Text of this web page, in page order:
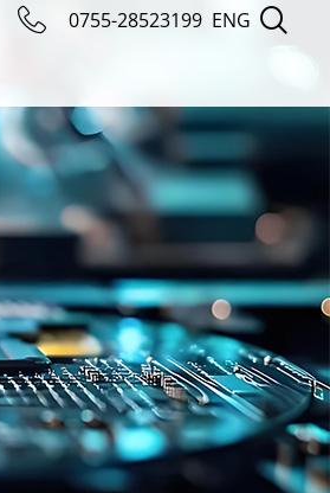
0755-28523199 ENG